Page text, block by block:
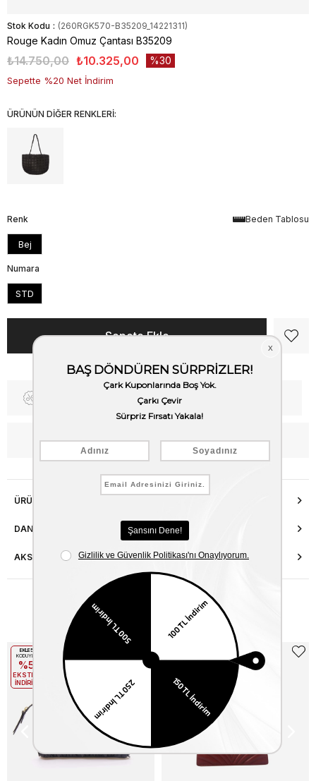
Stok Kodu (260RGK570-B35209_14221311)
Rouge Kadın Omuz Çantası B35209
₺14.750,00 ₺10.325,00 30
Sepette %20 Net İndirim
ÜRÜNÜN DİĞER RENKLERİ:
Beden Tablosu
Renk
Bej
Numara
STD
Fiyat Düşünce Haber Ver
WhatsApp’tan Bilgi Al
ÜRÜN ÖZELLIKLERI
DANIŞMA HATTI
AKSESUAR ONARIMI
Benzer Ürünler
EKLE5
KODUYLA
%5
EKSTRA
İNDİRİM
İNDİRİM